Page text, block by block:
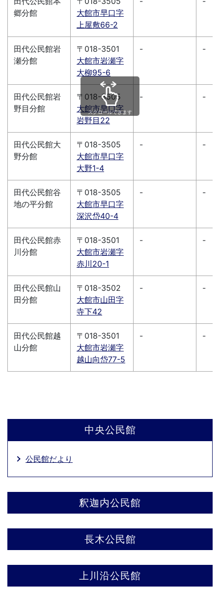
郷分館
大館市早口字
上屋敷66-2
田代公民館岩
瀬分館
〒018-3501
大館市岩瀬字
大柳95-6
- -
田代公民館岩
野目分館
〒018-3505
大館市早口字
岩野目22
- -
田代公民館大
野分館
〒018-3505
大館市早口字
大野1-4
- -
田代公民館谷
地の平分館
〒018-3505
大館市早口字
深沢岱40-4
- -
田代公民館赤
川分館
〒018-3501
大館市岩瀬字
赤川20-1
- -
田代公民館山
田分館
〒018-3502
大館市山田字
寺下42
- -
田代公民館越
山分館
〒018-3501
大館市岩瀬字
越山向岱77-5
- -
スクロールできます
中央公民館
公民館だより
釈迦内公民館
長木公民館
上川沿公民館